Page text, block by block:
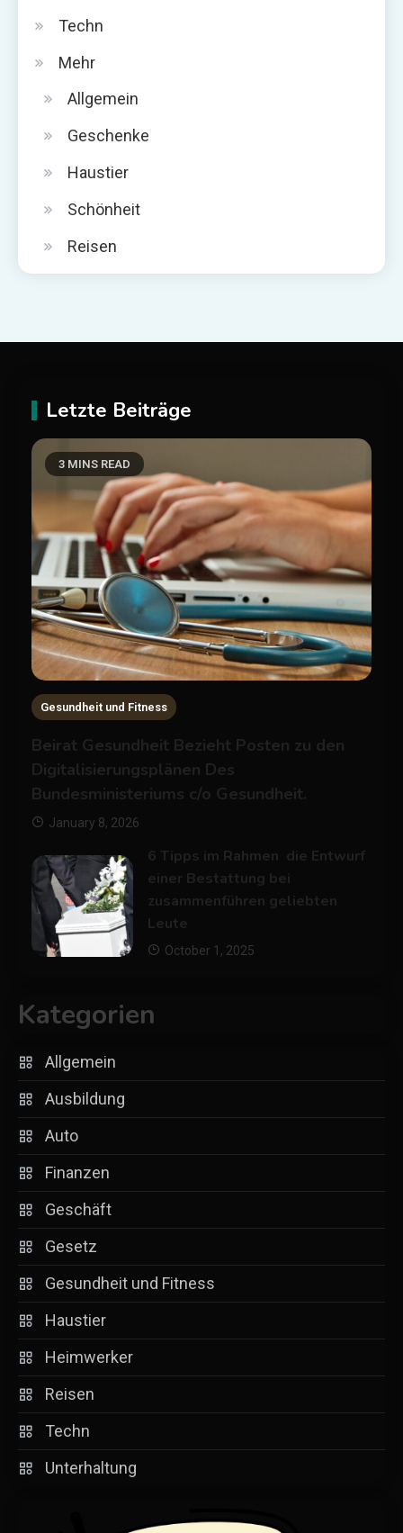
Techn
Mehr
Allgemein
Geschenke
Haustier
Schönheit
Reisen
Letzte Beiträge
3 MINS READ
Gesundheit und Fitness
Beirat Gesundheit Bezieht Posten zu den
Digitalisierungsplänen Des
Bundesministeriums c/o Gesundheit.
January 8, 2026
6 Tipps im Rahmen die Entwurf
einer Bestattung bei
zusammenführen geliebten
Leute
October 1, 2025
Kategorien
Allgemein
Ausbildung
Auto
Finanzen
Geschäft
Gesetz
Gesundheit und Fitness
Haustier
Heimwerker
Reisen
Techn
Unterhaltung